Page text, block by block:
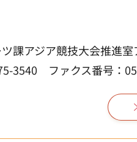
課アジア競技大会推進
3540
ファクス番号：